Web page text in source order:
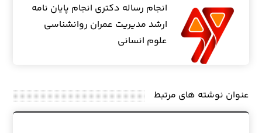
انجام رساله دکتری انجام پایان نامه
ارشد مدیریت عمران روانشناسی
علوم انسانی
عنوان ‫نوشته های مرتبط